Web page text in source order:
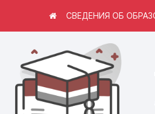
СВЕДЕНИЯ ОБ